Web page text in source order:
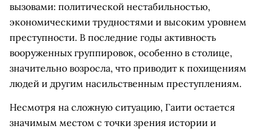
вызовами: политической нестабильностью,
экономическими трудностями и высоким уровнем
преступности. В последние годы активность
вооруженных группировок, особенно в столице,
значительно возросла, что приводит к похищениям
людей и другим насильственным преступлениям.
Несмотря на сложную ситуацию, Гаити остается
значимым местом с точки зрения истории и